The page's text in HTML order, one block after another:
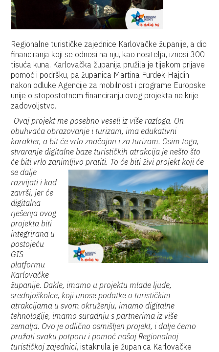
Regionalne turističke zajednice Karlovačke županije, a dio
financiranja koji se odnosi na nju, kao nositelja, iznosi 300
tisuća kuna. Karlovačka županija pružila je tijekom prijave
pomoć i podršku, pa županica Martina Furdek-Hajdin
nakon odluke Agencije za mobilnost i programe Europske
unije o stopostotnom financiranju ovog projekta ne krije
zadovoljstvo.
-Ovaj projekt me posebno veseli iz više razloga. On
obuhvaća obrazovanje i turizam, ima edukativni
karakter, a bit će vrlo značajan i za turizam. Osim toga,
stvaranje digitalne baze turističkih atrakcija je nešto što
će biti vrlo zanimljivo pratiti. To će biti živi projekt koji će
se dalje
razvijati i kad
završi, jer će
digitalna
rješenja ovog
projekta biti
integrirana u
postojeću
GIS
platformu
Karlovačke
županije. Dakle, imamo u projektu mlade ljude,
srednjoškolce, koji unose podatke o turističkim
atrakcijama u svom okruženju, imamo digitalne
tehnologije, imamo suradnju s partnerima iz više
zemalja. Ovo je odlično osmišljen projekt, i dalje ćemo
pružati svaku potporu i pomoć našoj Regionalnoj
turističkoj zajednici, istaknula je županica Karlovačke